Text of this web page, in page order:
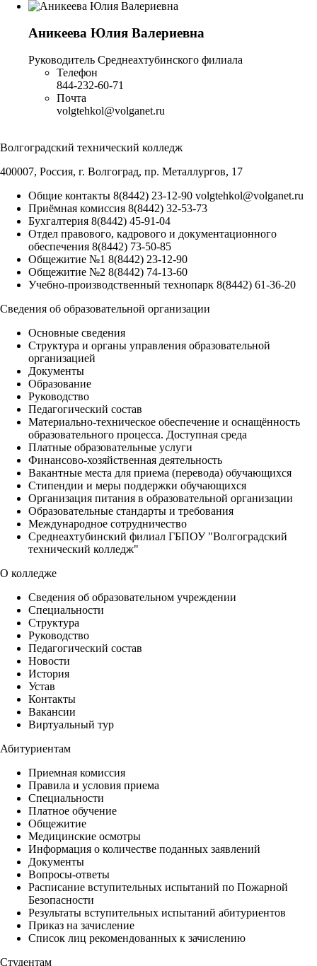
Аникеева Юлия Валериевна
Руководитель Среднеахтубинского филиала
Телефон
844-232-60-71
Почта
volgtehkol@volganet.ru
Волгоградский технический колледж
400007, Россия, г. Волгоград, пр. Металлургов, 17
Общие контакты 8(8442) 23-12-90 volgtehkol@volganet.ru
Приёмная комиссия 8(8442) 32-53-73
Бухгалтерия 8(8442) 45-91-04
Отдел правового, кадрового и документационного
обеспечения 8(8442) 73-50-85
Общежитие №1 8(8442) 23-12-90
Общежитие №2 8(8442) 74-13-60
Учебно-производственный технопарк 8(8442) 61-36-20
Сведения об образовательной организации
Основные сведения
Структура и органы управления образовательной
организацией
Документы
Образование
Руководство
Педагогический состав
Материально-техническое обеспечение и оснащённость
образовательного процесса. Доступная среда
Платные образовательные услуги
Финансово-хозяйственная деятельность
Вакантные места для приема (перевода) обучающихся
Стипендии и меры поддержки обучающихся
Организация питания в образовательной организации
Образовательные стандарты и требования
Международное сотрудничество
Среднеахтубинский филиал ГБПОУ "Волгоградский
технический колледж"
О колледже
Сведения об образовательном учреждении
Специальности
Структура
Руководство
Педагогический состав
Новости
История
Устав
Контакты
Вакансии
Виртуальный тур
Абитуриентам
Приемная комиссия
Правила и условия приема
Специальности
Платное обучение
Общежитие
Медицинские осмотры
Информация о количестве поданных заявлений
Документы
Вопросы-ответы
Расписание вступительных испытаний по Пожарной
Безопасности
Результаты вступительных испытаний абитуриентов
Приказ на зачисление
Список лиц рекомендованных к зачислению
Студентам